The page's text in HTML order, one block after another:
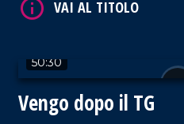
accompagnato da sua
50:30
Vengo dopo il TG